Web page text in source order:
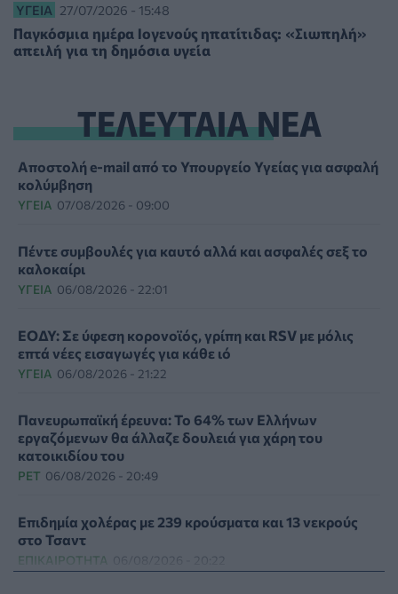
ΥΓΕΊΑ 27/07/2026 - 15:48
Παγκόσμια ημέρα Ιογενούς ηπατίτιδας: «Σιωπηλή»
απειλή για τη δημόσια υγεία
ΤΕΛΕΥΤΑΙΑ ΝΕΑ
Αποστολή e-mail από το Υπουργείο Υγείας για ασφαλή
κολύμβηση
ΥΓΕΊΑ 07/08/2026 - 09:00
Πέντε συμβουλές για καυτό αλλά και ασφαλές σεξ το
καλοκαίρι
ΥΓΕΊΑ 06/08/2026 - 22:01
ΕΟΔΥ: Σε ύφεση κορονοϊός, γρίπη και RSV με μόλις
επτά νέες εισαγωγές για κάθε ιό
ΥΓΕΊΑ 06/08/2026 - 21:22
Πανευρωπαϊκή έρευνα: Το 64% των Ελλήνων
εργαζόμενων θα άλλαζε δουλειά για χάρη του
κατοικιδίου του
PET 06/08/2026 - 20:49
Επιδημία χολέρας με 239 κρούσματα και 13 νεκρούς
στο Τσαντ
ΕΠΙΚΑΙΡΌΤΗΤΑ 06/08/2026 - 20:22